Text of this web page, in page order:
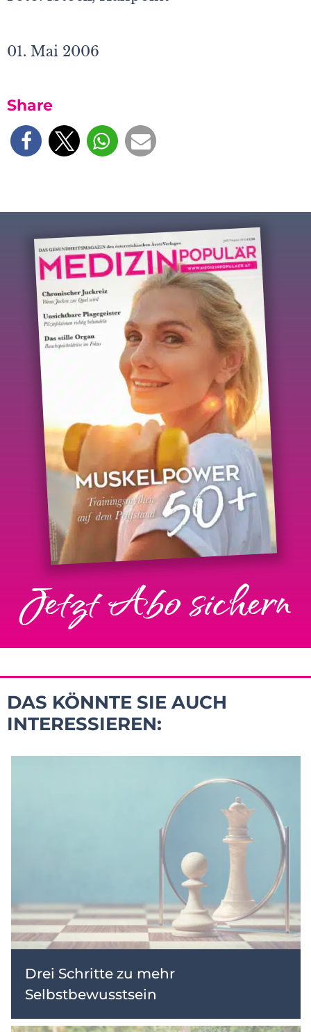
01. Mai 2006
Share
Jetzt Abo sichern
DAS KÖNNTE SIE AUCH
INTERESSIEREN:
Drei Schritte zu mehr
Selbstbewusstsein